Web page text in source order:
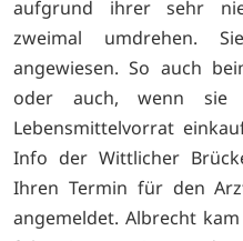
aufgrund ihrer sehr
zweimal umdrehen.
angewiesen. So auch
oder auch, wenn
Lebensmittelvorrat
Info der Wittlicher
Ihren Termin für den
angemeldet. Albrecht